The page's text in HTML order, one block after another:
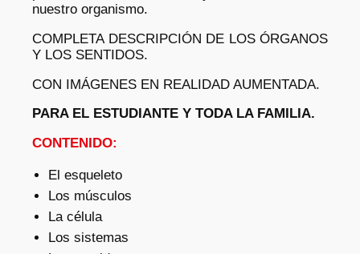
nuestro organismo.
COMPLETA DESCRIPCIÓN DE LOS ÓRGANOS
Y LOS SENTIDOS.
CON IMÁGENES EN REALIDAD AUMENTADA.
PARA EL ESTUDIANTE Y TODA LA FAMILIA.
CONTENIDO:
El esqueleto
Los músculos
La célula
Los sistemas